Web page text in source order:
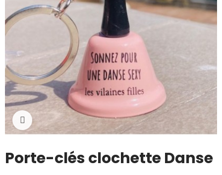
Cliquer pour agrandir
Porte-clés clochette Danse